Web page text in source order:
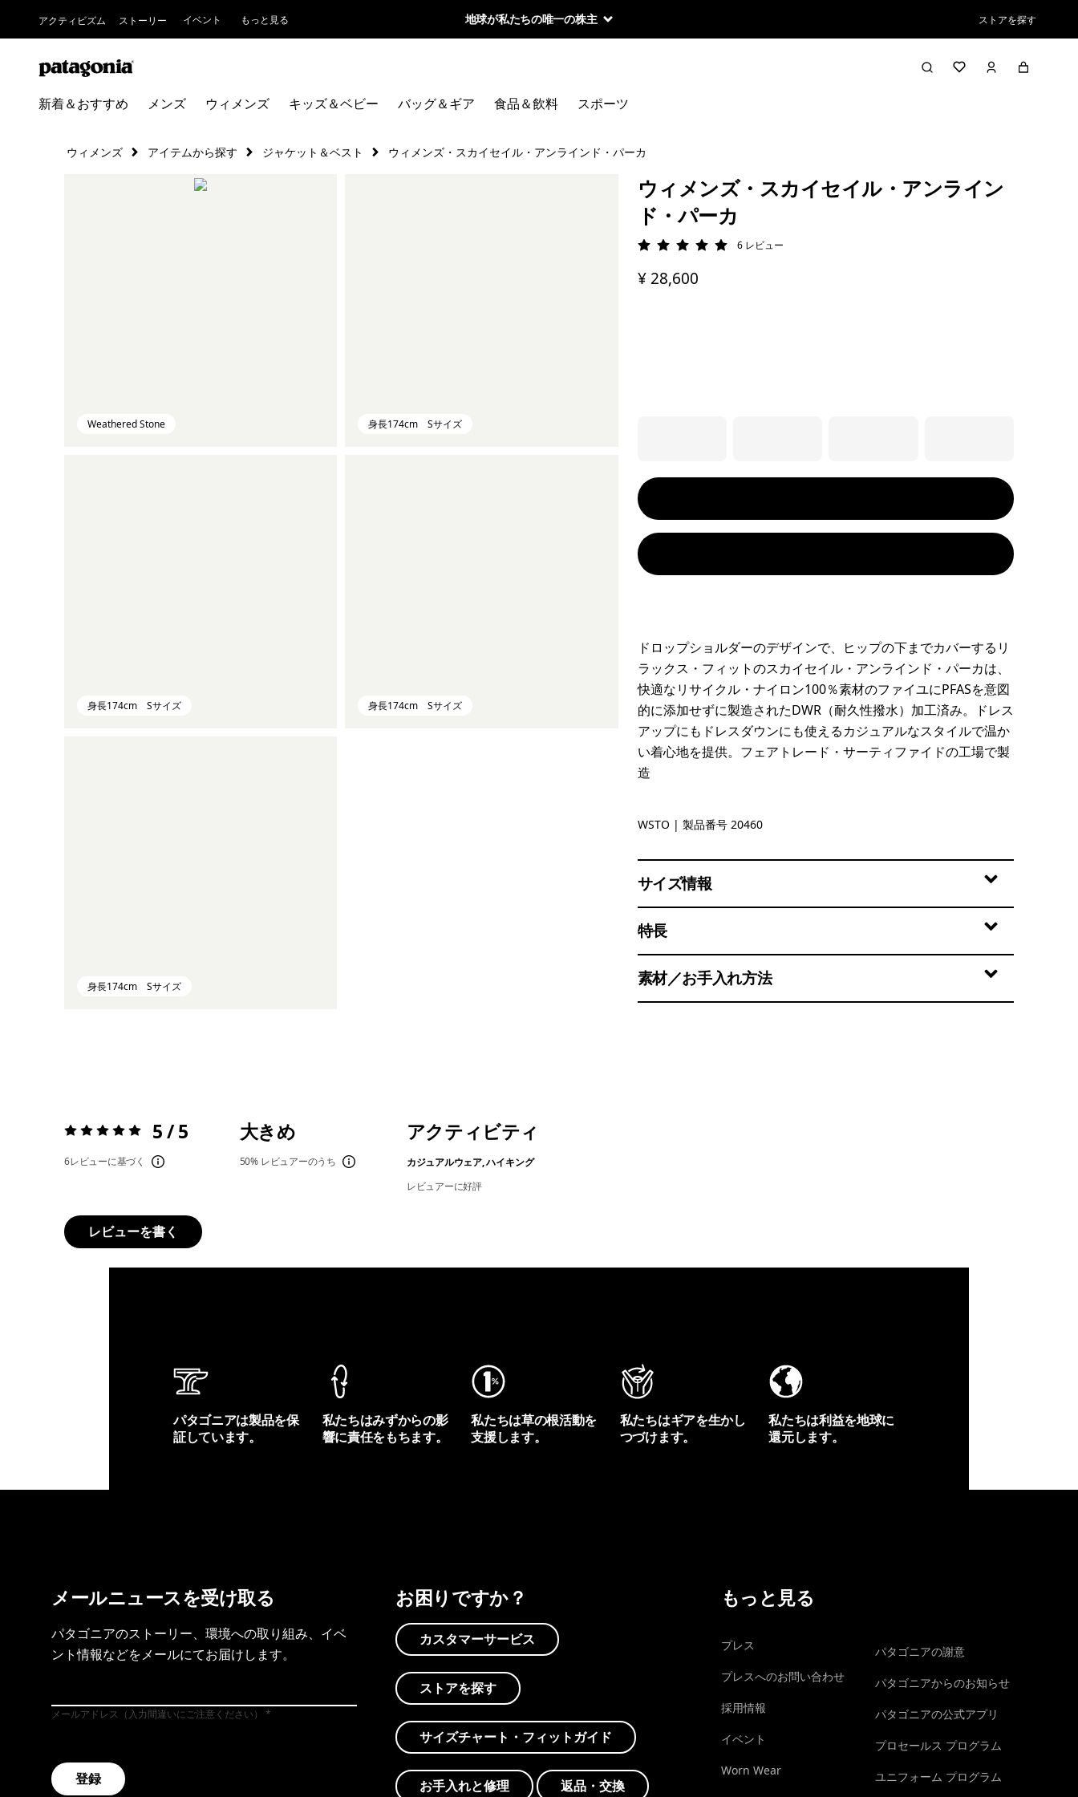
アクティビズム ストーリー イベント もっと見る 地球が私たちの唯一の株主 ストアを探す
新着＆おすすめ メンズ ウィメンズ キッズ＆ベビー バッグ＆ギア 食品＆飲料 スポーツ
ウィメンズ アイテムから探す ジャケット＆ベスト ウィメンズ・スカイセイル・アンラインド・パーカ
Weathered Stone 身長174cm Sサイズ
身長174cm Sサイズ 身長174cm Sサイズ
身長174cm Sサイズ
ウィメンズ・スカイセイル・アンライン
ド・パーカ
評価: 5 / 5 6 レビュー
¥ 28,600
ドロップショルダーのデザインで、ヒップの下までカバーするリ
ラックス・フィットのスカイセイル・アンラインド・パーカは、
快適なリサイクル・ナイロン100％素材のファイユにPFASを意図
的に添加せずに製造されたDWR（耐久性撥水）加工済み。ドレス
アップにもドレスダウンにも使えるカジュアルなスタイルで温か
い着心地を提供。フェアトレード・サーティファイドの工場で製
造
Weathered Stone
WSTO | 製品番号 20460
サイズ情報
特長
素材／お手入れ方法
評価:5 / 5 5 / 5
6レビューに基づく
大きめ
50% レビュアーのうち
アクティビティ
カジュアルウェア, ハイキング
レビュアーに好評
レビューを書く
パタゴニアは製品を保
証しています。
私たちはみずからの影
響に責任をもちます。
私たちは草の根活動を
支援します。
私たちはギアを生かし
つづけます。
私たちは利益を地球に
還元します。
メールニュースを受け取る
パタゴニアのストーリー、環境への取り組み、イベ
ント情報などをメールにてお届けします。
メールアドレス（入力間違いにご注意ください）
登録
お困りですか？
カスタマーサービス
ストアを探す
サイズチャート・フィットガイド
お手入れと修理 返品・交換
もっと見る
プレス
プレスへのお問い合わせ
採用情報
イベント
Worn Wear
パタゴニアの謝意
パタゴニアからのお知らせ
パタゴニアの公式アプリ
プロセールス プログラム
ユニフォーム プログラム